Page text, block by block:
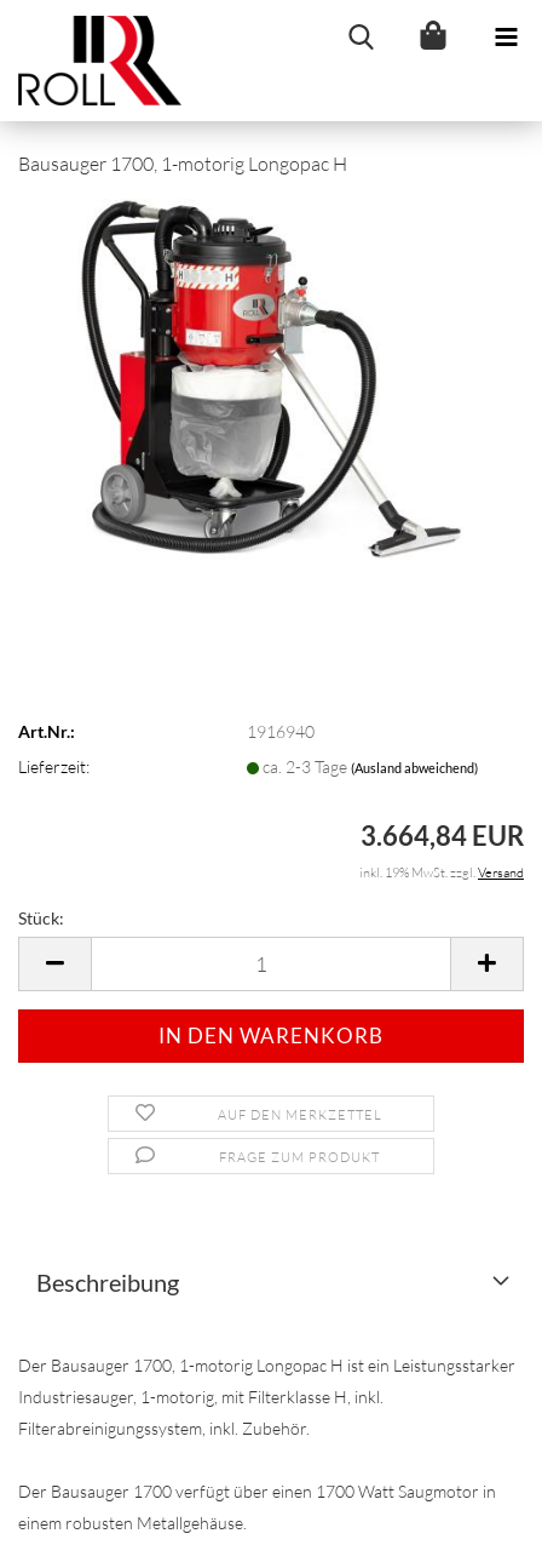
Bausauger 1700, 1-motorig Longopac H
Art.Nr.:
1916940
Lieferzeit:
ca. 2-3 Tage(Ausland abweichend)
3.664,84 EUR
inkl. 19% MwSt. zzgl.Versand
Stück:
AUF DEN MERKZETTEL
FRAGE ZUM PRODUKT
Beschreibung
Der Bausauger 1700, 1-motorig Longopac H ist ein Leistungsstarker
Industriesauger, 1-motorig, mit Filterklasse H, inkl.
Filterabreinigungssystem, inkl. Zubehör.
Der Bausauger 1700 verfügt über einen 1700 Watt Saugmotor in
einem robusten Metallgehäuse.